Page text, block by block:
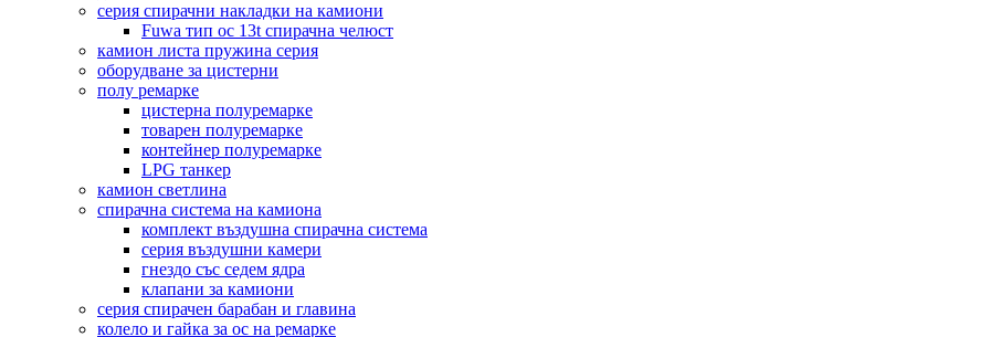
серия спирачни накладки на камиони
Fuwa тип ос 13t спирачна челюст
камион листа пружина серия
оборудване за цистерни
полу ремарке
цистерна полуремарке
товарен полуремарке
контейнер полуремарке
LPG танкер
камион светлина
спирачна система на камиона
комплект въздушна спирачна система
серия въздушни камери
гнездо със седем ядра
клапани за камиони
серия спирачен барабан и главина
колело и гайка за ос на ремарке